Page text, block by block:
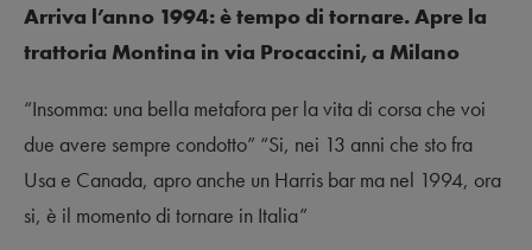
Arriva l’anno 1994: è tempo di tornare. Apre la
trattoria Montina in via Procaccini, a Milano
“Insomma: una bella metafora per la vita di corsa che voi
due avere sempre condotto” “Si, nei 13 anni che sto fra
Usa e Canada, apro anche un Harris bar ma nel 1994, ora
si, è il momento di tornare in Italia”